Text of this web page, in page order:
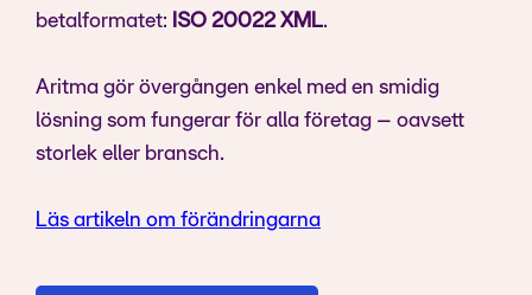
betalformatet: ISO 20022 XML.
Aritma gör övergången enkel med en smidig
lösning som fungerar för alla företag – oavsett
storlek eller bransch.
Läs artikeln om förändringarna